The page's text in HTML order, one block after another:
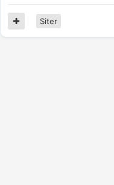
Siter